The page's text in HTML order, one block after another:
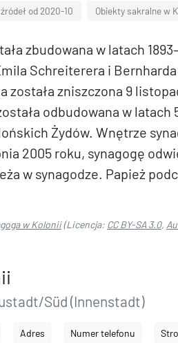
od 2020-10 Obiekty sakralne w
zbudowana w latach
Schreiterera i
została zniszczona 9
odbudowana w latach
Żydów. Wnętrze
2005 roku, synagogę
w synagodze. Papież
w Kolonii(Licencja: CC BY-SA 3.0,
Süd (Innenstadt)
Adres Numer telefonu